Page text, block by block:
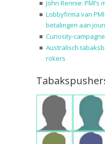
John Rennie:
Lobbyfirma van
betalingen aan
Curiosity-
Australisch
rokers